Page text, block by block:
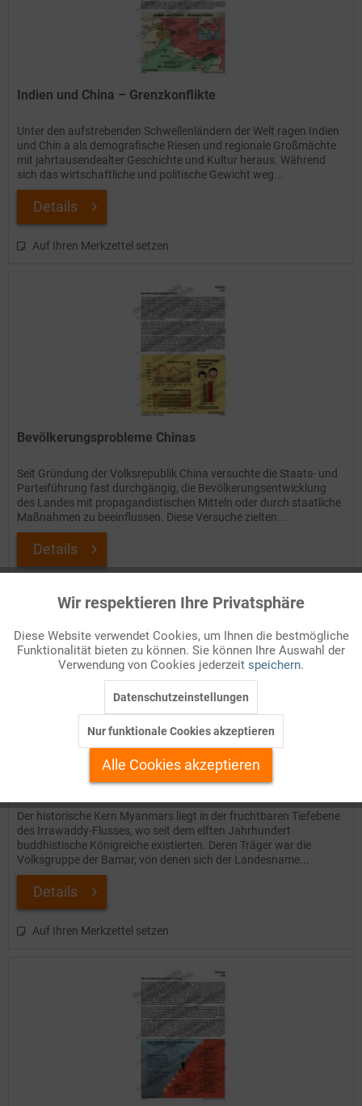
Indien und China – Grenzkonflikte
Unter den aufstrebenden Schwellenländern der Welt ragen Indien
und Chin a als demografische Riesen und regionale Großmächte
mit jahrtausendealter Geschichte und Kultur heraus. Während
sich das wirtschaftliche und politische Gewicht weg...
Details
Auf Ihren Merkzettel setzen
Bevölkerungsprobleme Chinas
Seit Gründung der Volksrepublik China versuchte die Staats- und
Parteiführung fast durchgängig, die Bevölkerungsentwicklung
des Landes mit propagandistischen Mitteln oder durch staatliche
Maßnahmen zu beeinflussen. Diese Versuche zielten...
Details
TIPP!
Der historische Kern Myanmars liegt in der fruchtbaren Tiefebene
des Irrawaddy-Flusses, wo seit dem elften Jahrhundert
buddhistische Königreiche existierten. Deren Träger war die
Volksgruppe der Bamar, von denen sich der Landesname...
Details
Auf Ihren Merkzettel setzen
Funktionale Aktiv
Marketing Inaktiv
Personalisierung Inaktiv
Service
Wir respektieren Ihre Privatsphäre
Diese Website verwendet Cookies, um Ihnen die bestmögliche
Funktionalität bieten zu können. Sie können Ihre Auswahl der
Verwendung von Cookies jederzeit speichern.
Datenschutzeinstellungen
Nur funktionale Cookies akzeptieren
Alle Cookies akzeptieren